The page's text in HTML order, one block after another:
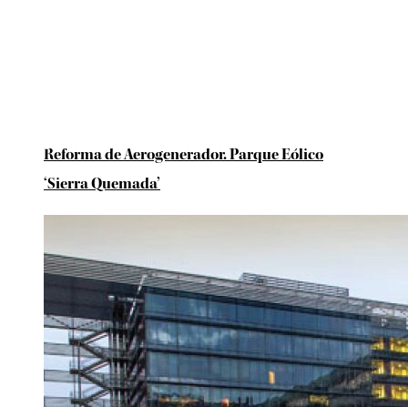
Reforma de Aerogenerador. Parque Eólico
‘Sierra Quemada’